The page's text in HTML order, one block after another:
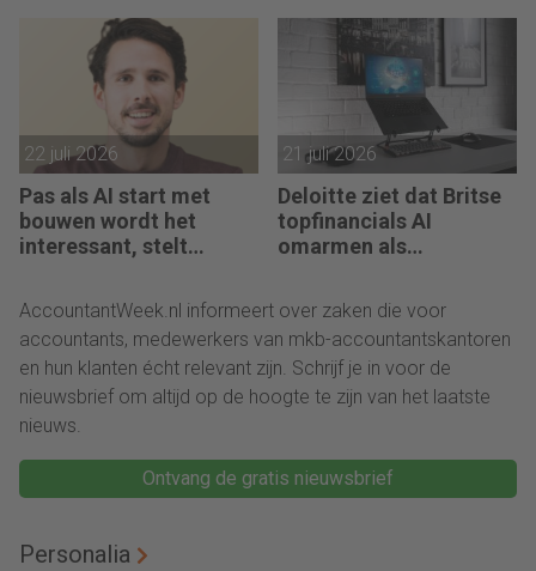
22 juli 2026
Pas als AI start met
bouwen wordt het
interessant, stelt
21 juli 2026
Deloitte ziet dat Britse
topfinancials AI
omarmen als
AccountantWeek.nl informeert over zaken die voor
accountants, medewerkers van mkb-accountantskantoren
en hun klanten écht relevant zijn. Schrijf je in voor de
nieuwsbrief om altijd op de hoogte te zijn van het laatste
nieuws.
Ontvang de gratis nieuwsbrief
Personalia